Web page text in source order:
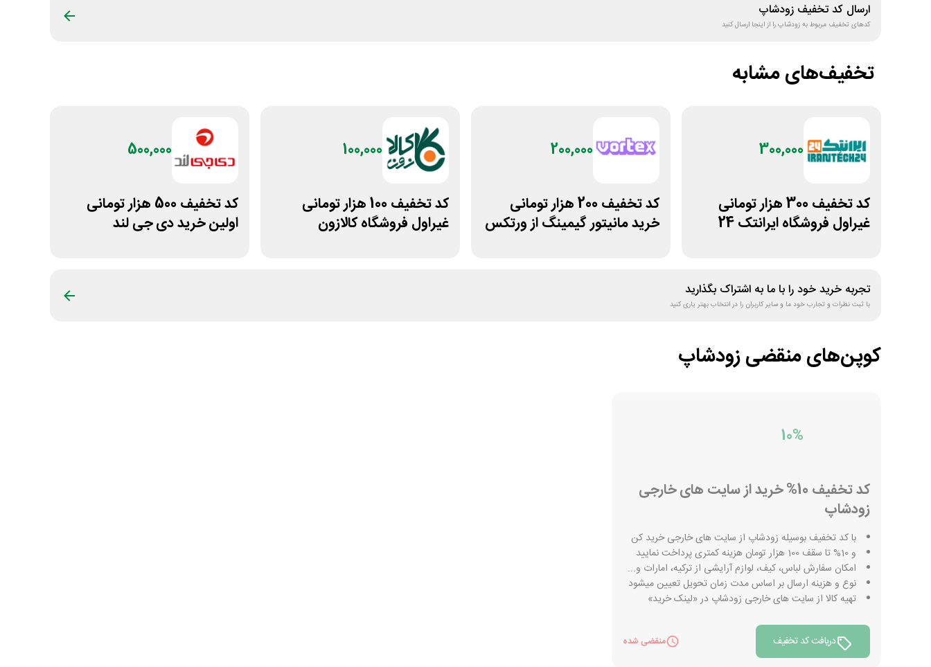
ارسال کد تخفیف زودشاپ
کدهای تخفیف مربوط بهزودشاپرا از اینجا ارسال کنید
تخفیف‌های مشابه
300,000
کد تخفیف 300 هزار تومانی
غیراول فروشگاه ایرانتک 24
200,000
کد تخفیف 200 هزار تومانی
خرید مانیتور گیمینگ از ورتکس
100,000
کد تخفیف 100 هزار تومانی
غیراول فروشگاه کالازون
500,000
کد تخفیف 500 هزار تومانی
اولین خرید دی جی لند
تجربه خرید خود را با ما به اشتراک بگذارید
با ثبت نظرات و تجارب خود ما و سایر کاربران را در انتخاب بهتر یاری کنید
کوپن‌های منقضیزودشاپ
10%
کد تخفیف 10% خرید از سایت های خارجی
زودشاپ
با کد تخفیف بوسیله زودشاپ از سایت های خارجی خرید کن
و 10% تا سقف 100 هزار تومان هزینه کمتری پرداخت نمایید
امکان سفارش لباس، کیف، لوازم آرایشی از ترکیه، امارات و...
نوع و هزینه ارسال بر اساس مدت زمان تحویل تعیین میشود
تهیه کالا از سایت های خارجی زودشاپ در «لینک خرید»
دریافت کد تخفیف منقضی شده